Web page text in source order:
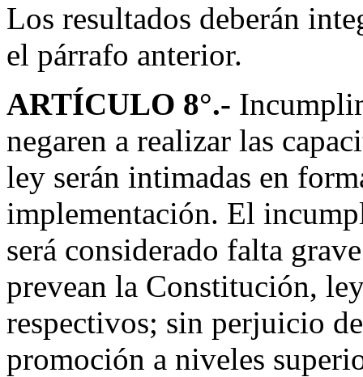
Los resultados deberán
el párrafo anterior.
ARTÍCULO 8°.-
negaren a realizar las
ley serán intimadas en
implementación. El
será considerado falta
prevean la Constitución,
respectivos; sin perjuicio
promoción a niveles